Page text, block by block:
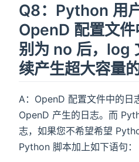
Q8：Python 用
OpenD 配置文
别为 no 后，log
续产生超大容量
A：OpenD 配置文件中的日
OpenD 产生的日志。而
志，如果您不希望希望
Python 脚本加上如下语句：